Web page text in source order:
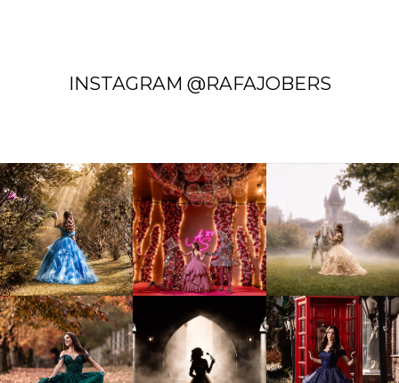
INSTAGRAM @RAFAJOBERS